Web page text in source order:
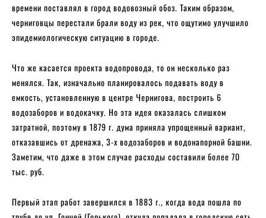
времени поставлял в город водовозный обоз. Таким образом,
черниговцы перестали брали воду из рек, что ощутимо улучшило
эпидемиологическую ситуацию в городе.
Что же касается проекта водопровода, то он несколько раз
менялся. Так, изначально планировалось подавать воду в
емкость, установленную в центре Чернигова, построить 6
водозаборов и водокачку. Но эта идея оказалась слишком
затратной, поэтому в 1879 г. дума приняла упрощенный вариант,
отказавшись от дренажа, 3-х водозаборов и водонапорной башни.
Заметим, что даже в этом случае расходы составили более 70
тыс. руб.
Первый этап работ завершился в 1883 г., когда вода пошла по